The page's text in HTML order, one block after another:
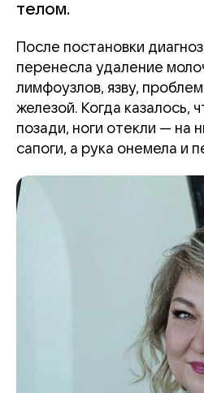
телом.
После постановки
перенесла удаление
лимфоузлов, язву,
железой. Когда казалось,
позади, ноги отекли — на
сапоги, а рука онемела и